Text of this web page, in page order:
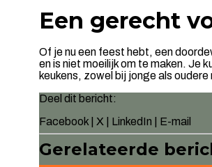
Een gerecht
Of je nu een feest hebt, een
en is niet moeilijk om te maken. Je
keukens, zowel bij jonge als oudere
Deel dit bericht:
Facebook| X LinkedIn E-mail
Gerelateerde